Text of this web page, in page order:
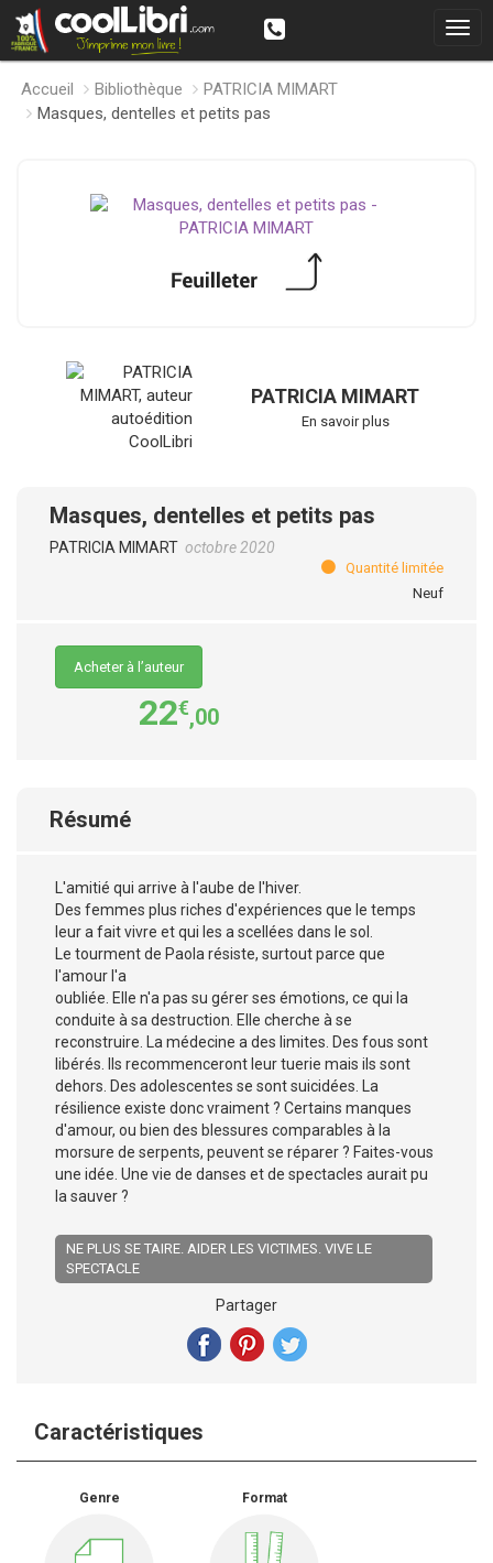
Accueil Bibliothèque
PATRICIA MIMART
Masques, dentelles et petits pas
PATRICIA MIMART
En savoir plus
Masques, dentelles et petits pas
PATRICIA MIMART octobre 2020
Quantité limitée
Neuf
Acheter à l’auteur
22€,00
Résumé
L'amitié qui arrive à l'aube de l'hiver.
Des femmes plus riches d'expériences que le temps
leur a fait vivre et qui les a scellées dans le sol.
Le tourment de Paola résiste, surtout parce que
l'amour l'a
oubliée. Elle n'a pas su gérer ses émotions, ce qui la
conduite à sa destruction. Elle cherche à se
reconstruire. La médecine a des limites. Des fous sont
libérés. Ils recommenceront leur tuerie mais ils sont
dehors. Des adolescentes se sont suicidées. La
résilience existe donc vraiment ? Certains manques
d'amour, ou bien des blessures comparables à la
morsure de serpents, peuvent se réparer ? Faites-vous
une idée. Une vie de danses et de spectacles aurait pu
la sauver ?
NE PLUS SE TAIRE. AIDER LES VICTIMES. VIVE LE
SPECTACLE
Partager
Caractéristiques
Genre Format